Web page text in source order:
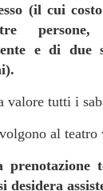
(il cui
e di due
valore tutti i
al teatro
prenotazione
desidera